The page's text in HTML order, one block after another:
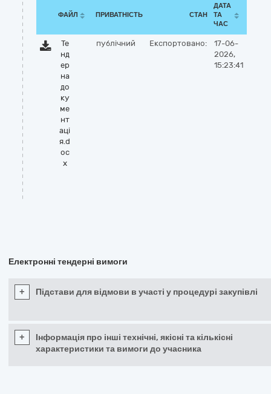
ФАЙЛ ПРИВАТНІСТЬ СТАН
ДАТА
ТА
ЧАС
Те
нд
ер
на
до
ку
ме
нт
аці
я.d
oc
x
публічний Експортовано:
17-06-
2026,
15:23:41
Електронні тендерні вимоги
+ Підстави для відмови в участі у процедурі закупівлі
+
Інформація про інші технічні, якісні та кількісні
характеристики та вимоги до учасника